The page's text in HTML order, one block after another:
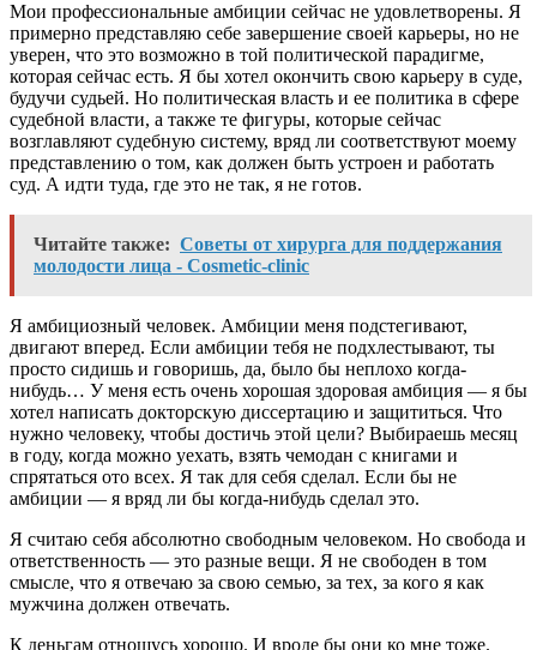
Мои профессиональные амбиции сейчас не удовлетворены. Я
примерно представляю себе завершение своей карьеры, но не
уверен, что это возможно в той политической парадигме,
которая сейчас есть. Я бы хотел окончить свою карьеру в суде,
будучи судьей. Но политическая власть и ее политика в сфере
судебной власти, а также те фигуры, которые сейчас
возглавляют судебную систему, вряд ли соответствуют моему
представлению о том, как должен быть устроен и работать
суд. А идти туда, где это не так, я не готов.
Читайте также: Советы от хирурга для поддержания
молодости лица - Cosmetic-clinic
Я амбициозный человек. Амбиции меня подстегивают,
двигают вперед. Если амбиции тебя не подхлестывают, ты
просто сидишь и говоришь, да, было бы неплохо когда-
нибудь… У меня есть очень хорошая здоровая амбиция — я бы
хотел написать докторскую диссертацию и защититься. Что
нужно человеку, чтобы достичь этой цели? Выбираешь месяц
в году, когда можно уехать, взять чемодан с книгами и
спрятаться ото всех. Я так для себя сделал. Если бы не
амбиции — я вряд ли бы когда-нибудь сделал это.
Я считаю себя абсолютно свободным человеком. Но свобода и
ответственность — это разные вещи. Я не свободен в том
смысле, что я отвечаю за свою семью, за тех, за кого я как
мужчина должен отвечать.
К деньгам отношусь хорошо. И вроде бы они ко мне тоже.